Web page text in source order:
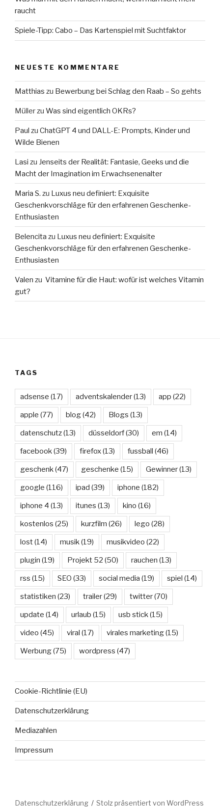
raucht
Spiele-Tipp: Cabo – Das Kartenspiel mit Suchtfaktor
NEUESTE KOMMENTARE
Matthias zu Bewerbung bei Schlag den Raab – So gehts
Müllerzu Was sind eigentlich OKRs?
Paul zu ChatGPT 4 und DALL-E: Prompts, Kinder und
Wilde Bienen
Lasi zu Jenseits der Realität: Fantasie, Geeks und die
Macht der Imagination im Erwachsenenalter
Maria S. zu Luxus neu definiert: Exquisite
Geschenkvorschläge für den erfahrenen Geschenke-
Enthusiasten
Belencita zu Luxus neu definiert: Exquisite
Geschenkvorschläge für den erfahrenen Geschenke-
Enthusiasten
Valen zu Vitamine für die Haut: wofür ist welches Vitamin
gut?
TAGS
adsense (17) adventskalender(13) app (22)
apple (77) blog(42) Blogs (13)
datenschutz(13) düsseldorf(30) em (14)
facebook(39) firefox(13) fussball (46)
geschenk(47) geschenke (15) Gewinner(13)
google (116) ipad (39) iphone (182)
iphone 4 (13) itunes (13) kino (16)
kostenlos (25) kurzfilm (26) lego (28)
lost(14) musik(19) musikvideo (22)
plugin (19) Projekt 52 (50) rauchen (13)
rss (15) SEO (33) social media (19) spiel (14)
statistiken (23) trailer(29) twitter(70)
update (14) urlaub (15) usb stick(15)
video (45) viral (17) virales marketing(15)
Werbung(75) wordpress (47)
Cookie-Richtlinie (EU)
Datenschutzerklärung
Mediazahlen
Impressum
Datenschutzerklärung Stolz präsentiert von WordPress